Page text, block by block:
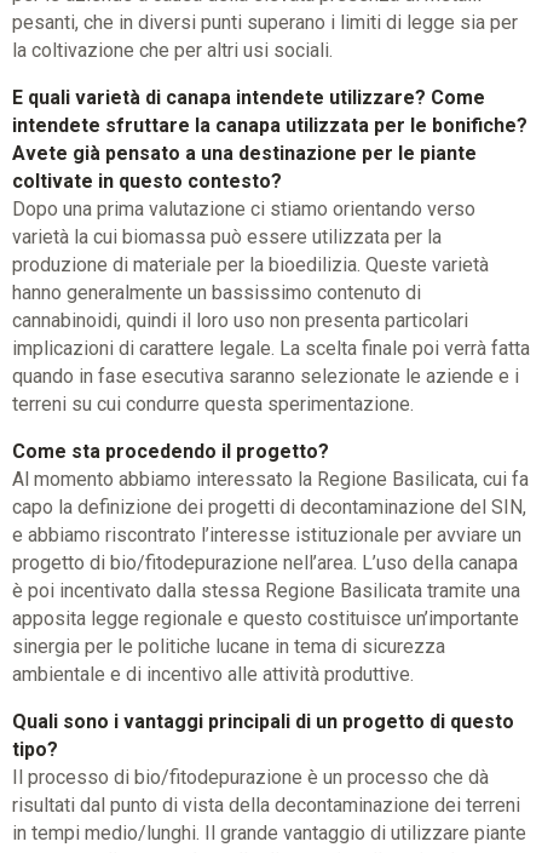
pesanti, che in diversi punti superano i limiti di legge sia per
la coltivazione che per altri usi sociali.
E quali varietà di canapa intendete utilizzare? Come
intendete sfruttare la canapa utilizzata per le bonifiche?
Avete già pensato a una destinazione per le piante
coltivate in questo contesto?
Dopo una prima valutazione ci stiamo orientando verso
varietà la cui biomassa può essere utilizzata per la
produzione di materiale per la bioedilizia. Queste varietà
hanno generalmente un bassissimo contenuto di
cannabinoidi, quindi il loro uso non presenta particolari
implicazioni di carattere legale. La scelta finale poi verrà fatta
quando in fase esecutiva saranno selezionate le aziende e i
terreni su cui condurre questa sperimentazione.
Come sta procedendo il progetto?
Al momento abbiamo interessato la Regione Basilicata, cui fa
capo la definizione dei progetti di decontaminazione del SIN,
e abbiamo riscontrato l’interesse istituzionale per avviare un
progetto di bio/fitodepurazione nell’area. L’uso della canapa
è poi incentivato dalla stessa Regione Basilicata tramite una
apposita legge regionale e questo costituisce un’importante
sinergia per le politiche lucane in tema di sicurezza
ambientale e di incentivo alle attività produttive.
Quali sono i vantaggi principali di un progetto di questo
tipo?
Il processo di bio/fitodepurazione è un processo che dà
risultati dal punto di vista della decontaminazione dei terreni
in tempi medio/lunghi. Il grande vantaggio di utilizzare piante